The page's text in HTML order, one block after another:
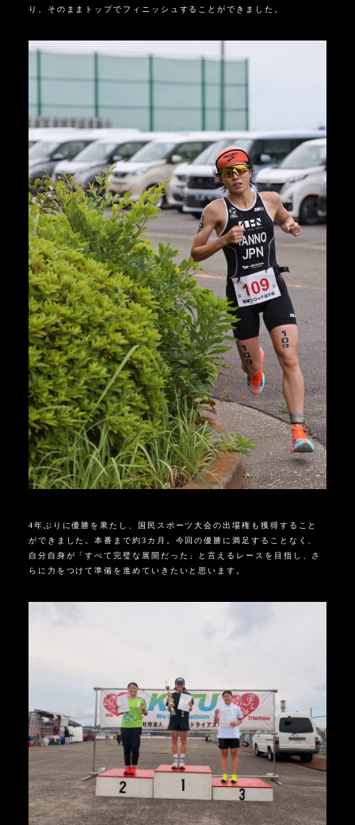
り、そのままトップでフィニッシュすることができました。
4年ぶりに優勝を果たし、国民スポーツ大会の出場権も獲得すること
ができました。本番まで約3カ月。今回の優勝に満足することなく、
自分自身が「すべて完璧な展開だった」と言えるレースを目指し、さ
らに力をつけて準備を進めていきたいと思います。